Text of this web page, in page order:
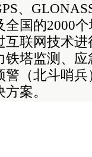
、
国的2000
互联网技术
塔监测、
（北斗哨
案。